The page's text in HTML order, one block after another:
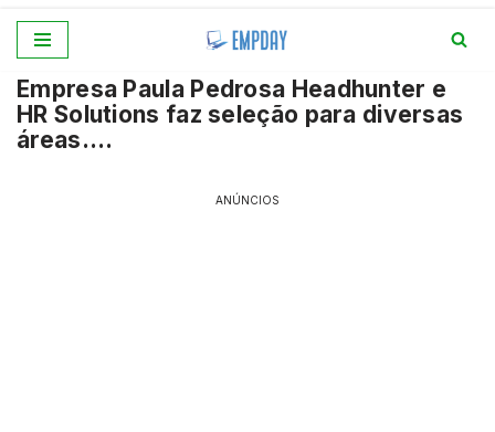
para
o
conteúdo
Empresa Paula Pedrosa Headhunter e
HR Solutions faz seleção para diversas
áreas….
ANÚNCIOS